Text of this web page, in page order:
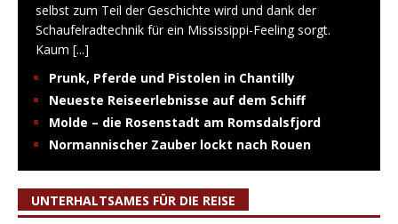
selbst zum Teil der Geschichte wird und dank der
Schaufelradtechnik für ein Mississippi-Feeling sorgt.
Kaum [...]
Prunk, Pferde und Pistolen in Chantilly
Neueste Reiseerlebnisse auf dem Schiff
Molde – die Rosenstadt am Romsdalsfjord
Normannischer Zauber lockt nach Rouen
UNTERHALTSAMES FÜR DIE REISE